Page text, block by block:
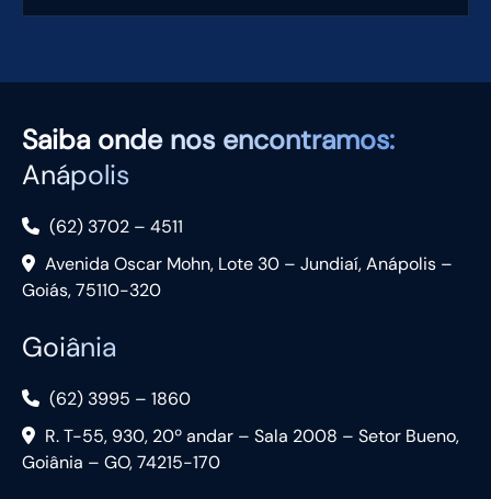
Saiba onde nos encontramos:
Anápolis
(62) 3702 – 4511
Avenida Oscar Mohn, Lote 30 – Jundiaí, Anápolis –
Goiás, 75110-320
Goiânia
(62) 3995 – 1860
R. T-55, 930, 20º andar – Sala 2008 – Setor Bueno,
Goiânia – GO, 74215-170